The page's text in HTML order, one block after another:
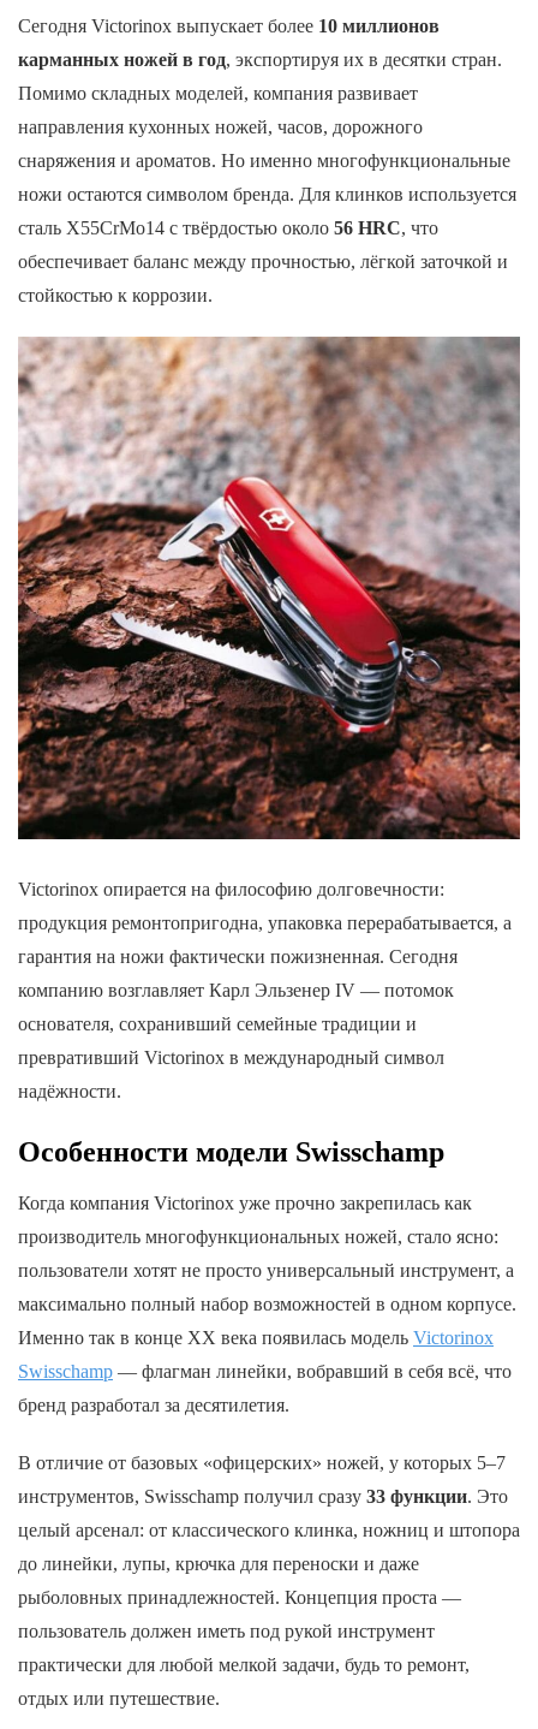
Сегодня Victorinox выпускает более 10 миллионов
карманных ножей в год, экспортируя их в десятки стран.
Помимо складных моделей, компания развивает
направления кухонных ножей, часов, дорожного
снаряжения и ароматов. Но именно многофункциональные
ножи остаются символом бренда. Для клинков используется
сталь X55CrMo14 с твёрдостью около 56 HRC, что
обеспечивает баланс между прочностью, лёгкой заточкой и
стойкостью к коррозии.
Victorinox опирается на философию долговечности:
продукция ремонтопригодна, упаковка перерабатывается, а
гарантия на ножи фактически пожизненная. Сегодня
компанию возглавляет Карл Эльзенер IV — потомок
основателя, сохранивший семейные традиции и
превративший Victorinox в международный символ
надёжности.
Особенности модели Swisschamp
Когда компания Victorinox уже прочно закрепилась как
производитель многофункциональных ножей, стало ясно:
пользователи хотят не просто универсальный инструмент, а
максимально полный набор возможностей в одном корпусе.
Именно так в конце XX века появилась модель Victorinox
Swisschamp — флагман линейки, вобравший в себя всё, что
бренд разработал за десятилетия.
В отличие от базовых «офицерских» ножей, у которых 5–7
инструментов, Swisschamp получил сразу 33 функции. Это
целый арсенал: от классического клинка, ножниц и штопора
до линейки, лупы, крючка для переноски и даже
рыболовных принадлежностей. Концепция проста —
пользователь должен иметь под рукой инструмент
практически для любой мелкой задачи, будь то ремонт,
отдых или путешествие.